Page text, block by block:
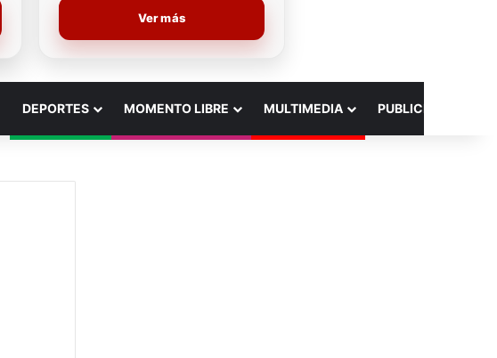
Ver más
DEPORTES MOMENTO LIBRE MULTIMEDIA PUBLICIDAD